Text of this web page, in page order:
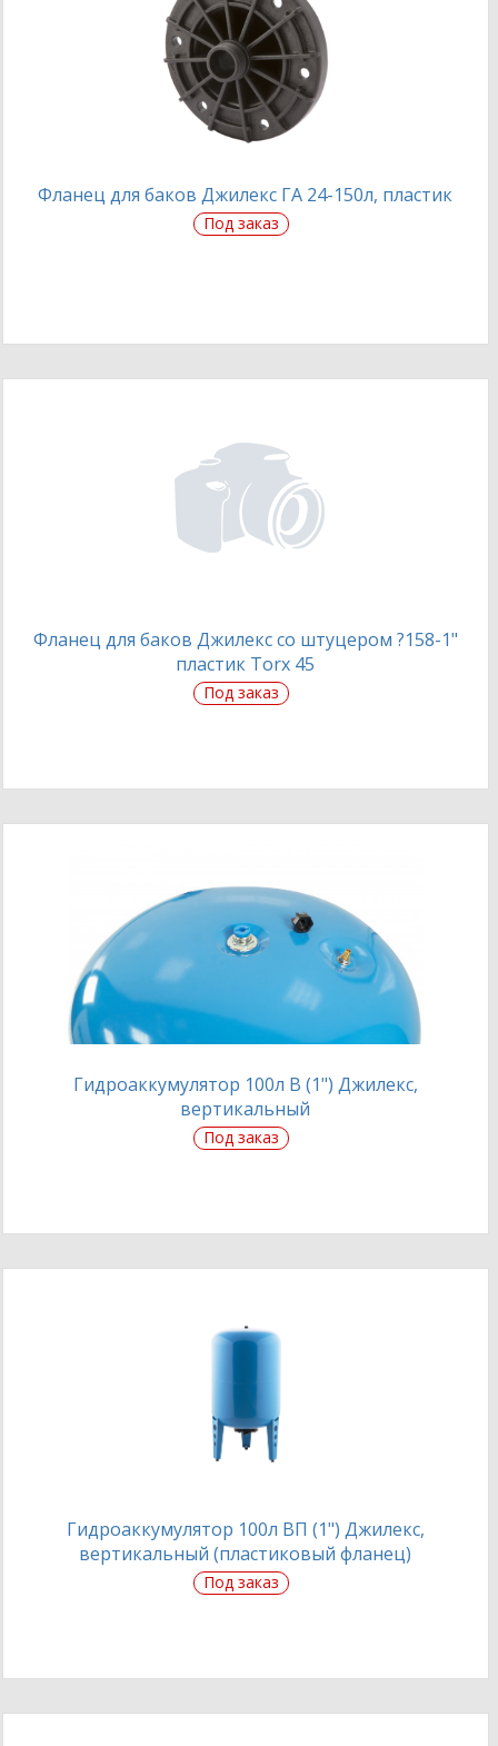
Фланец для баков Джилекс ГА 24-150л, пластик
Под заказ
Фланец для баков Джилекс со штуцером ?158-1"
пластик Torx 45
Под заказ
Гидроаккумулятор 100л В (1") Джилекс,
вертикальный
Под заказ
Гидроаккумулятор 100л ВП (1") Джилекс,
вертикальный (пластиковый фланец)
Под заказ